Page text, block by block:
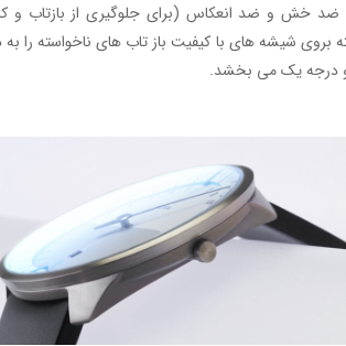
ضد خش و ضد انعکاس (برای جلوگیری از بازتاب
بروی شیشه های با کیفیت باز تاب های ناخواسته
درجه یک می بخشد.